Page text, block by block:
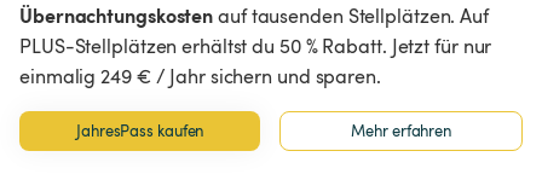
Übernachtungskostenauf tausenden Stellplätzen. Auf
PLUS-Stellplätzen erhältst du 50 % Rabatt. Jetzt für nur
einmalig 249 € / Jahr sichern und sparen.
JahresPass kaufen Mehr erfahren